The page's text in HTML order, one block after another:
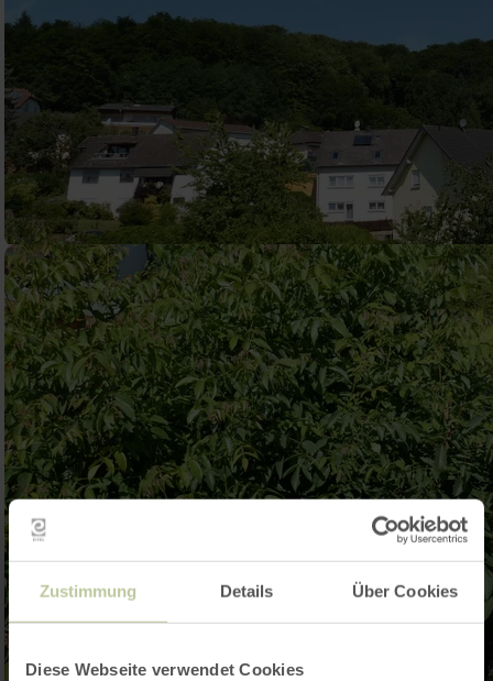
Zustimmung Details Über Cookies
Diese Webseite verwendet Cookies